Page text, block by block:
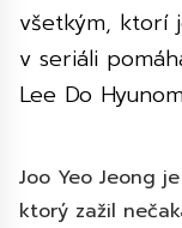
všetkým, ktorí
v seriáli
Lee Do
Joo Yeo Jeong
ktorý zažil